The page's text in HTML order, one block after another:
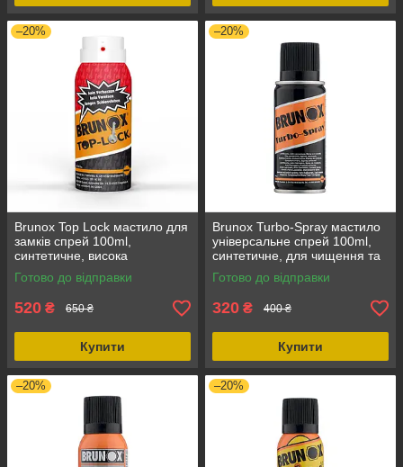
–20%
Brunox Top Lock мастило для
замків спрей 100ml,
синтетичне, висока
проникаюча здатність,
витримує низьку температуру
Готово до відправки
520 ₴ 650 ₴
Купити
–20%
Brunox Turbo-Spray мастило
універсальне спрей 100ml,
синтетичне, для чищення та
змащення зброї, для
консервації
Готово до відправки
320 ₴ 400 ₴
Купити
–20% –20%